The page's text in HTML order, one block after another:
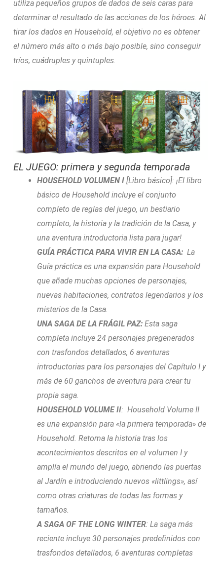
utiliza pequeños grupos de dados de seis caras para
determinar el resultado de las acciones de los héroes. Al
tirar los dados en Household, el objetivo no es obtener
el número más alto o más bajo posible, sino conseguir
tríos, cuádruples y quintuples.
EL JUEGO: primera y segunda temporada
HOUSEHOLD VOLUMEN I [Libro básico]: ¡El libro
básico de Household incluye el conjunto
completo de reglas del juego, un bestiario
completo, la historia y la tradición de la Casa, y
una aventura introductoria lista para jugar!
GUÍA PRÁCTICA PARA VIVIR EN LA CASA: La
Guía práctica es una expansión para Household
que añade muchas opciones de personajes,
nuevas habitaciones, contratos legendarios y los
misterios de la Casa.
UNA SAGA DE LA FRÁGIL PAZ: Esta saga
completa incluye 24 personajes pregenerados
con trasfondos detallados, 6 aventuras
introductorias para los personajes del Capítulo I y
más de 60 ganchos de aventura para crear tu
propia saga.
HOUSEHOLD VOLUME II: Household Volume II
es una expansión para «la primera temporada» de
Household. Retoma la historia tras los
acontecimientos descritos en el volumen I y
amplía el mundo del juego, abriendo las puertas
al Jardín e introduciendo nuevos «littlings», así
como otras criaturas de todas las formas y
tamaños.
A SAGA OF THE LONG WINTER: La saga más
reciente incluye 30 personajes predefinidos con
trasfondos detallados, 6 aventuras completas